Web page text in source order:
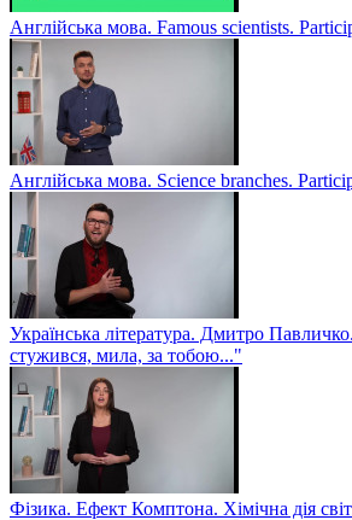
Англійська мова. Famous scientists.
Англійська мова. Sсience branches.
Українська література. Дмитро
стужився, мила, за тобою..."
Фізика. Ефект Комптона. Хімічна дія